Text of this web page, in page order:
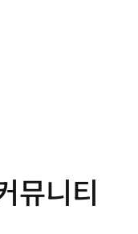
뮤니티